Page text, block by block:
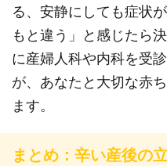
る、安静にしても症状
もと違う」と感じたら
に産婦人科や内科を受
が、あなたと大切な赤
ます。
まとめ：辛い産後の